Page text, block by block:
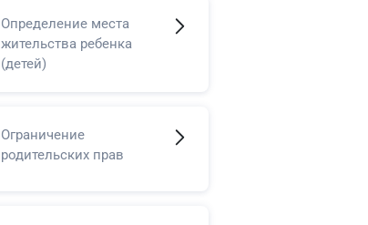
Определение места
жительства ребенка
(детей)
Ограничение
родительских прав